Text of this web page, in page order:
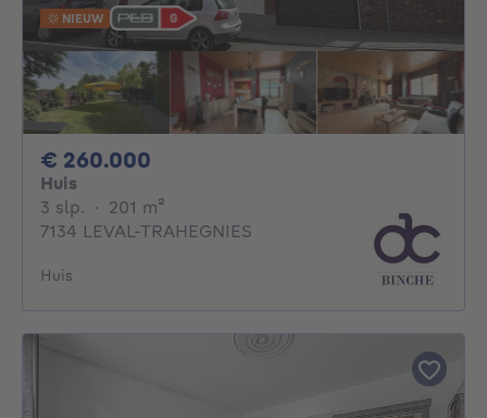
NIEUW
€ 260.000
Huis
3 slp. 3 slaapkamers
· 201 m²
7134 LEVAL-TRAHEGNIES
Huis